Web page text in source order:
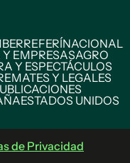
REFERÍNACIONAL
EMPRESASAGRO
Y ESPECTÁCULOS
Y LEGALES
ESTADOS UNIDOS
de Privacidad